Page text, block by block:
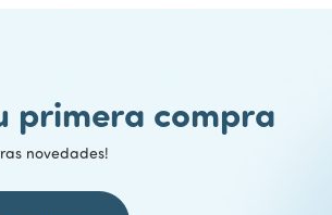
primera compra
novedades!